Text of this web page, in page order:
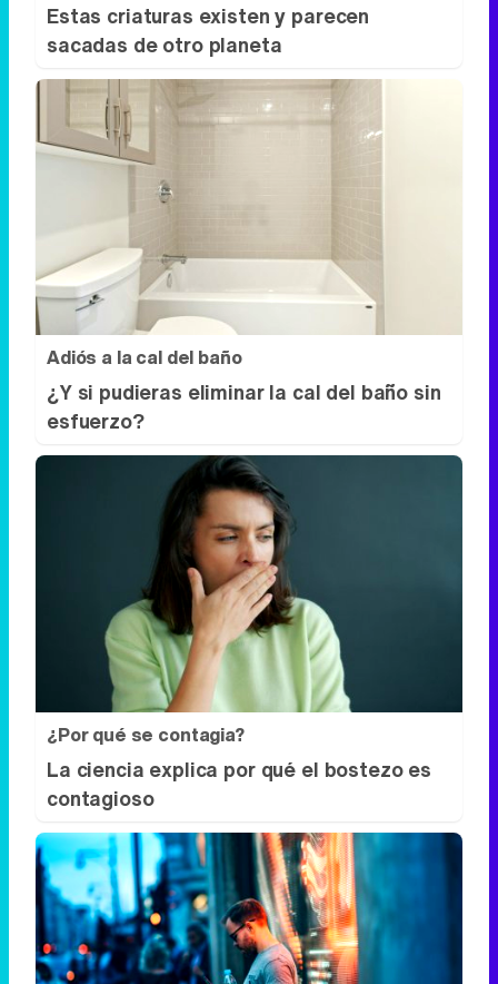
Estas criaturas existen y parecen
sacadas de otro planeta
Adiós a la cal del baño
¿Y si pudieras eliminar la cal del baño sin
esfuerzo?
¿Por qué se contagia?
La ciencia explica por qué el bostezo es
contagioso